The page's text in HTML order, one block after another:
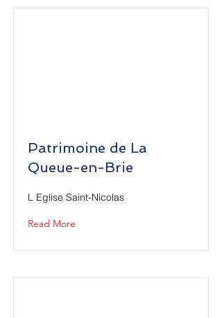
Patrimoine de La
Queue-en-Brie
L Eglise Saint-Nicolas
Read More